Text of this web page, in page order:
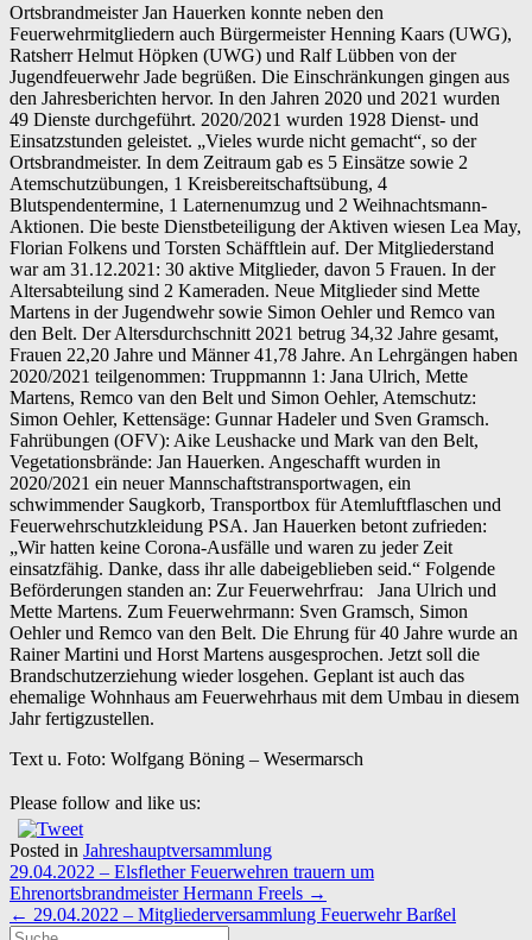
Ortsbrandmeister Jan Hauerken konnte neben den
Feuerwehrmitgliedern auch Bürgermeister Henning Kaars (UWG),
Ratsherr Helmut Höpken (UWG) und Ralf Lübben von der
Jugendfeuerwehr Jade begrüßen. Die Einschränkungen gingen aus
den Jahresberichten hervor. In den Jahren 2020 und 2021 wurden
49 Dienste durchgeführt. 2020/2021 wurden 1928 Dienst- und
Einsatzstunden geleistet. „Vieles wurde nicht gemacht“, so der
Ortsbrandmeister. In dem Zeitraum gab es 5 Einsätze sowie 2
Atemschutzübungen, 1 Kreisbereitschaftsübung, 4
Blutspendentermine, 1 Laternenumzug und 2 Weihnachtsmann-
Aktionen. Die beste Dienstbeteiligung der Aktiven wiesen Lea May,
Florian Folkens und Torsten Schäfftlein auf. Der Mitgliederstand
war am 31.12.2021: 30 aktive Mitglieder, davon 5 Frauen. In der
Altersabteilung sind 2 Kameraden. Neue Mitglieder sind Mette
Martens in der Jugendwehr sowie Simon Oehler und Remco van
den Belt. Der Altersdurchschnitt 2021 betrug 34,32 Jahre gesamt,
Frauen 22,20 Jahre und Männer 41,78 Jahre. An Lehrgängen haben
2020/2021 teilgenommen: Truppmannn 1: Jana Ulrich, Mette
Martens, Remco van den Belt und Simon Oehler, Atemschutz:
Simon Oehler, Kettensäge: Gunnar Hadeler und Sven Gramsch.
Fahrübungen (OFV): Aike Leushacke und Mark van den Belt,
Vegetationsbrände: Jan Hauerken. Angeschafft wurden in
2020/2021 ein neuer Mannschaftstransportwagen, ein
schwimmender Saugkorb, Transportbox für Atemluftflaschen und
Feuerwehrschutzkleidung PSA. Jan Hauerken betont zufrieden:
„Wir hatten keine Corona-Ausfälle und waren zu jeder Zeit
einsatzfähig. Danke, dass ihr alle dabeigeblieben seid.“ Folgende
Beförderungen standen an: Zur Feuerwehrfrau: Jana Ulrich und
Mette Martens. Zum Feuerwehrmann: Sven Gramsch, Simon
Oehler und Remco van den Belt. Die Ehrung für 40 Jahre wurde an
Rainer Martini und Horst Martens ausgesprochen. Jetzt soll die
Brandschutzerziehung wieder losgehen. Geplant ist auch das
ehemalige Wohnhaus am Feuerwehrhaus mit dem Umbau in diesem
Jahr fertigzustellen.
Text u. Foto: Wolfgang Böning – Wesermarsch
Please follow and like us:
Posted in Jahreshauptversammlung
Post
navigation
29.04.2022 – Elsflether Feuerwehren trauern um
Ehrenortsbrandmeister Hermann Freels →
← 29.04.2022 – Mitgliederversammlung Feuerwehr Barßel